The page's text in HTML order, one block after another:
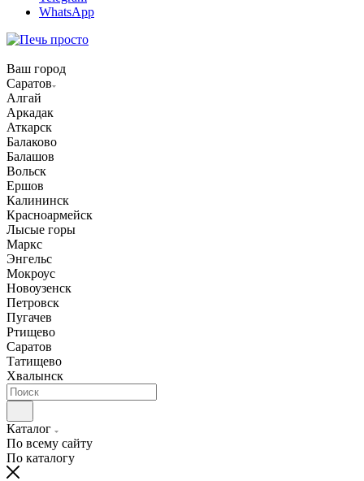
WhatsApp
Ваш город
Саратов
Алгай
Аркадак
Аткарск
Балаково
Балашов
Вольск
Ершов
Калининск
Красноармейск
Лысые горы
Маркс
Энгельс
Мокроус
Новоузенск
Петровск
Пугачев
Ртищево
Саратов
Татищево
Хвалынск
Каталог
По всему сайту
По каталогу